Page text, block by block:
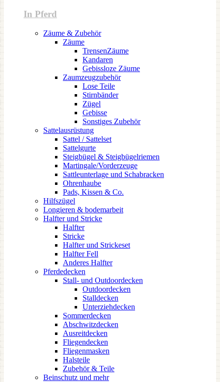
In Pferd
Zäume & Zubehör
Zäume
TrensenZäume
Kandaren
Gebissloze Zäume
Zaumzeugzubehör
Lose Teile
Stirnbänder
Zügel
Gebisse
Sonstiges Zubehör
Sattelausrüstung
Sattel / Sattelset
Sattelgurte
Steigbügel & Steigbügelriemen
Martingale/Vorderzeuge
Sattleunterlage und Schabracken
Ohrenhaube
Pads, Kissen & Co.
Hilfszügel
Longieren & bodemarbeit
Halfter und Stricke
Halfter
Stricke
Halfter und Strickeset
Halfter Fell
Anderes Halfter
Pferdedecken
Stall- und Outdoordecken
Outdoordecken
Stalldecken
Unterziehdecken
Sommerdecken
Abschwitzdecken
Ausreitdecken
Fliegendecken
Fliegenmasken
Halsteile
Zubehör & Teile
Beinschutz und mehr